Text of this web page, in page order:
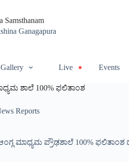
Samsthanam
Ganagapura
Gallery Live Events
ಶಾಲೆ 100% ಫಲಿತಾಂಶ
Reports
ಮಾಧ್ಯಮ ಪ್ರೌಢಶಾಲೆ 100% ಫಲಿತಾಂಶ